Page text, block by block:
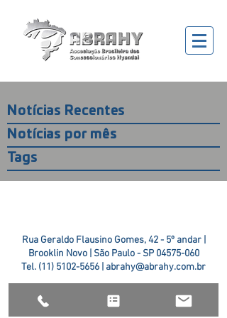
Notícias Recentes
Notícias por mês
Tags
Rua Geraldo Flausino Gomes, 42 - 5º andar |
Brooklin Novo | São Paulo - SP 04575-060
Tel. (11) 5102-5656 abrahy@abrahy.com.br
©2018 ABRAHY. criado pela TR2 Art + Design